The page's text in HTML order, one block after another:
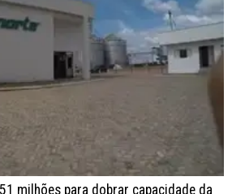
milhões para dobrar capacidade da